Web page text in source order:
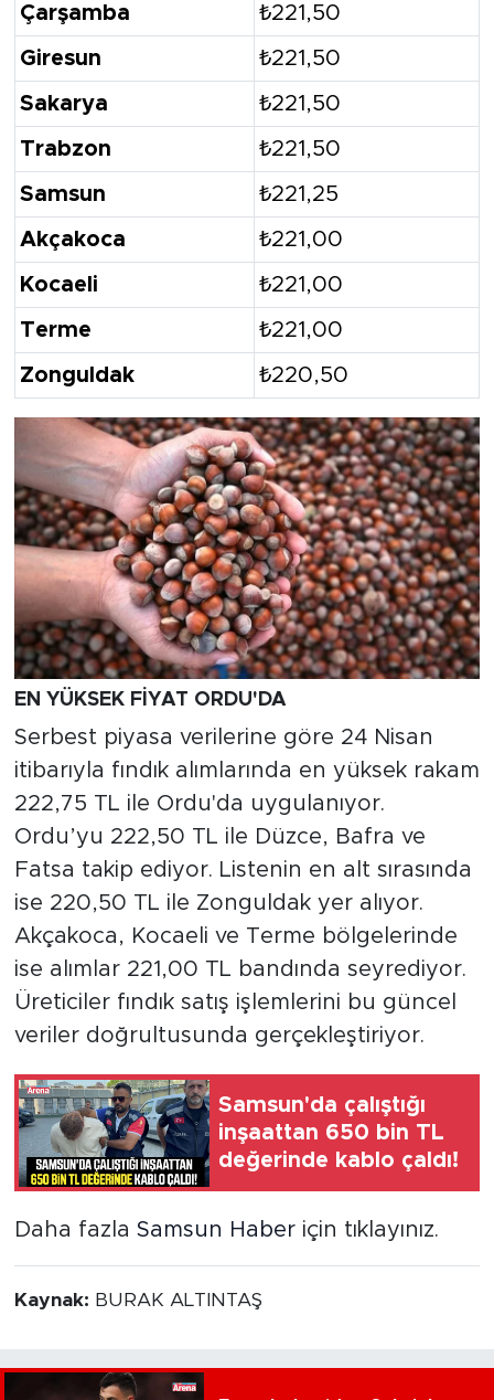
Çarşamba ₺221,50
Giresun ₺221,50
Sakarya ₺221,50
Trabzon ₺221,50
Samsun ₺221,25
Akçakoca ₺221,00
Kocaeli ₺221,00
Terme ₺221,00
Zonguldak ₺220,50
EN YÜKSEK FİYAT ORDU'DA
Serbest piyasa verilerine göre 24 Nisan
itibarıyla fındık alımlarında en yüksek rakam
222,75 TL ile Ordu'da uygulanıyor.
Ordu’yu 222,50 TL ile Düzce, Bafra ve
Fatsa takip ediyor. Listenin en alt sırasında
ise 220,50 TL ile Zonguldak yer alıyor.
Akçakoca, Kocaeli ve Terme bölgelerinde
ise alımlar 221,00 TL bandında seyrediyor.
Üreticiler fındık satış işlemlerini bu güncel
veriler doğrultusunda gerçekleştiriyor.
Samsun'da çalıştığı
inşaattan 650 bin TL
değerinde kablo çaldı!
Daha fazla Samsun Haberiçin tıklayınız.
Kaynak: BURAK ALTINTAŞ